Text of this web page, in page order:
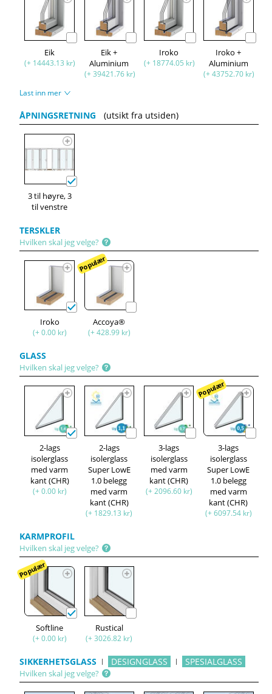
Eik
(+ 14443.13 kr)
Eik +
Aluminium
(+ 39421.76 kr)
Iroko
(+ 18774.05 kr)
Iroko +
Aluminium
(+ 43752.70 kr)
Last inn mer
ÅPNINGSRETNING (utsikt fra utsiden)
3 til høyre, 3
til venstre
TERSKLER
Hvilken skal jeg velge?
Iroko
(+ 0.00 kr)
Populær
Accoya®
(+ 428.99 kr)
GLASS
Hvilken skal jeg velge?
2-lags
isolerglass
med varm
kant (CHR)
(+ 0.00 kr)
2-lags
isolerglass
Super LowE
1.0 belegg
med varm
kant (CHR)
(+ 1829.13 kr)
3-lags
isolerglass
med varm
kant (CHR)
(+ 2096.60 kr)
Populær
3-lags
isolerglass
Super LowE
1.0 belegg
med varm
kant (CHR)
(+ 6097.54 kr)
KARMPROFIL
Hvilken skal jeg velge?
Populær
Softline
(+ 0.00 kr)
Rustical
(+ 3026.82 kr)
SIKKERHETSGLASS DESIGNGLASS SPESIALGLASS
Hvilken skal jeg velge?